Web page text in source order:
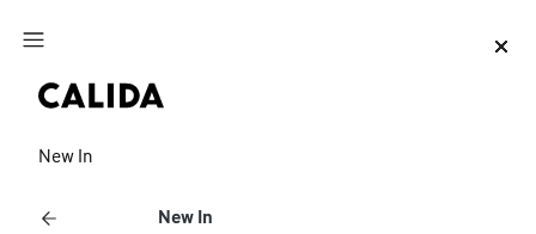
Zum Hauptinhalt springen
New In
New In